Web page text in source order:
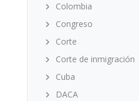
Colombia
Congreso
Corte
Corte de inmigración
Cuba
DACA